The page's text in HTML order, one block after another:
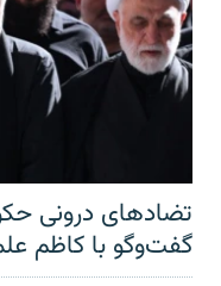
تضادهای درونی
گفت‌‌وگو با کاظم